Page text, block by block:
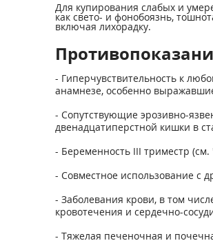
Для купирования слабых и
как свето- и фонобоязнь,
включая лихорадку.
- Гиперчувствительность к
анамнезе, особенно
- Сопутствующие эрозивно-
двенадцатиперстной кишки в
- Беременность III триместр
- Совместное использование с
- Заболевания крови, в том
кровотечения и сердечно-
- Тяжелая печеночная и